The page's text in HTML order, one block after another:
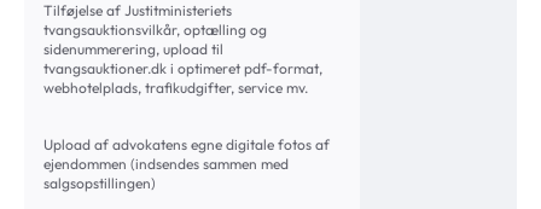
Tilføjelse af Justitministeriets
tvangsauktionsvilkår, optælling og
sidenummerering, upload til
tvangsauktioner.dk i optimeret pdf-format,
webhotelplads, trafikudgifter, service mv.
Upload af advokatens egne digitale fotos af
ejendommen (indsendes sammen med
salgsopstillingen)